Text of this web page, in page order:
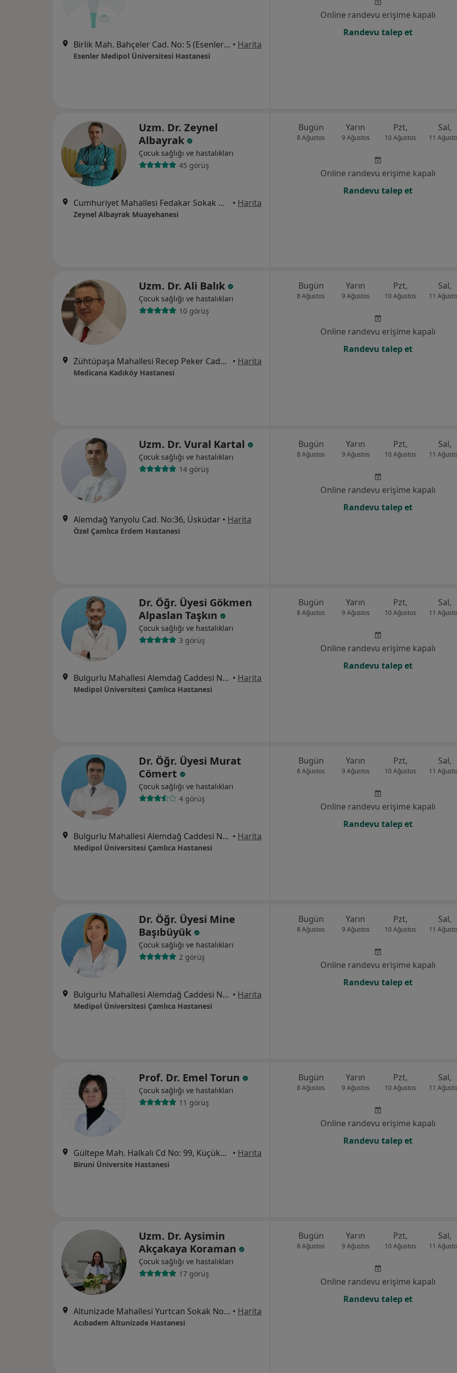
Birlik Mah. Bahçeler Cad. No: 5 (Esenler Kültür Merkezi Karşısı), Esenler • Harita
Esenler Medipol Üniversitesi Hastanesi
Online randevu erişime kapalı
Randevu talep et
Uzm. Dr. Zeynel
Albayrak
Çocuk sağlığı ve hastalıkları
45 görüş
Cumhuriyet Mahallesi Fedakar Sokak No:13/4 Blok Opal Demir Romance Sitesi, İstanbul • Harita
Zeynel Albayrak Muayehanesi
Bugün
8 Ağustos
Yarın
9 Ağustos
Pzt,
10 Ağustos
Sal,
11
Online randevu erişime kapalı
Randevu talep et
Uzm. Dr. Ali Balık
Çocuk sağlığı ve hastalıkları
10 görüş
Zühtüpaşa Mahallesi Recep Peker Caddesi No:11, Kadıköy • Harita
Medicana Kadıköy Hastanesi
Bugün
8 Ağustos
Yarın
9 Ağustos
Pzt,
10 Ağustos
Sal,
11
Online randevu erişime kapalı
Randevu talep et
Uzm. Dr. Vural Kartal
Çocuk sağlığı ve hastalıkları
14 görüş
Alemdağ Yanyolu Cad. No:36, Üsküdar • Harita
Özel Çamlıca Erdem Hastanesi
Bugün
8 Ağustos
Yarın
9 Ağustos
Pzt,
10 Ağustos
Sal,
11
Online randevu erişime kapalı
Randevu talep et
Dr. Öğr. Üyesi Gökmen
Alpaslan Taşkın
Çocuk sağlığı ve hastalıkları
3 görüş
Bulgurlu Mahallesi Alemdağ Caddesi No:100, Üsküdar • Harita
Medipol Üniversitesi Çamlıca Hastanesi
Bugün
8 Ağustos
Yarın
9 Ağustos
Pzt,
10 Ağustos
Sal,
11
Online randevu erişime kapalı
Randevu talep et
Dr. Öğr. Üyesi Murat
Cömert
Çocuk sağlığı ve hastalıkları
4 görüş
Bulgurlu Mahallesi Alemdağ Caddesi No:100, Üsküdar • Harita
Medipol Üniversitesi Çamlıca Hastanesi
Bugün
8 Ağustos
Yarın
9 Ağustos
Pzt,
10 Ağustos
Sal,
11
Online randevu erişime kapalı
Randevu talep et
Dr. Öğr. Üyesi Mine
Başıbüyük
Çocuk sağlığı ve hastalıkları
2 görüş
Bulgurlu Mahallesi Alemdağ Caddesi No:100, Üsküdar • Harita
Medipol Üniversitesi Çamlıca Hastanesi
Bugün
8 Ağustos
Yarın
9 Ağustos
Pzt,
10 Ağustos
Sal,
11
Online randevu erişime kapalı
Randevu talep et
Prof. Dr. Emel Torun
Çocuk sağlığı ve hastalıkları
11 görüş
Gültepe Mah. Halkalı Cd No: 99, Küçükçekmece • Harita
Biruni Üniversite Hastanesi
Bugün
8 Ağustos
Yarın
9 Ağustos
Pzt,
10 Ağustos
Sal,
11
Online randevu erişime kapalı
Randevu talep et
Uzm. Dr. Aysimin
Akçakaya Koraman
Çocuk sağlığı ve hastalıkları
17 görüş
Altunizade Mahallesi Yurtcan Sokak No:1, Üsküdar • Harita
Acıbadem Altunizade Hastanesi
Bugün
8 Ağustos
Yarın
9 Ağustos
Pzt,
10 Ağustos
Sal,
11
Online randevu erişime kapalı
Randevu talep et